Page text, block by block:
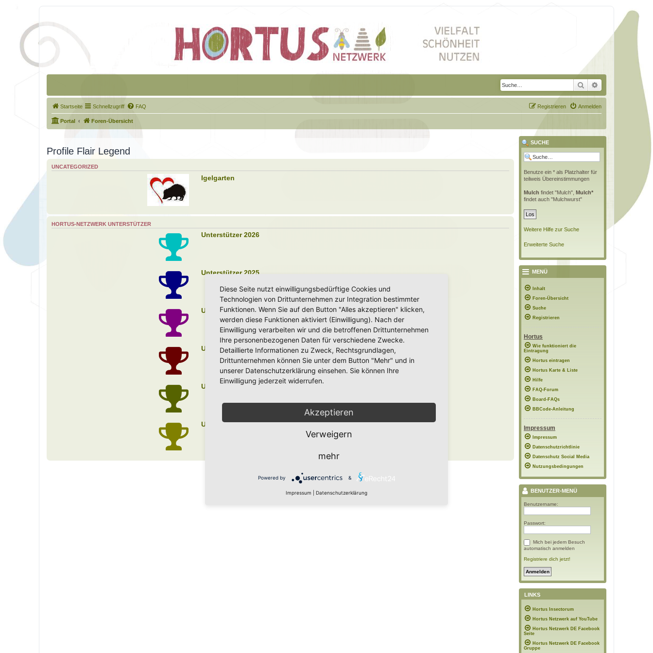
Suche Erweiterte Suche
Startseite Schnellzugriff FAQ Anmelden
Registrieren
Portal Foren-Übersicht
Profile Flair Legend
UNCATEGORIZED
Igelgarten
HORTUS-NETZWERK UNTERSTÜTZER
Unterstützer 2026
Unterstützer 2025
Unterstützer 2024
Unterstützer 2023
Unterstützer 2022
Unterstützer 2021
SUCHE
Benutze ein * als Platzhalter für
teilweis Übereinstimmungen
Mulch findet "Mulch", Mulch*
findet auch "Mulchwurst"
Weitere Hilfe zur Suche
Erweiterte Suche
MENÜ
Inhalt
Foren-Übersicht
Suche
Registrieren
Hortus
Wie funktioniert die
Eintragung
Hortus eintragen
Hortus Karte & Liste
Hilfe
FAQ-Forum
Board-FAQs
BBCode-Anleitung
Impressum
Impressum
Datenschutzrichtlinie
Datenschutz Social Media
Nutzungsbedingungen
BENUTZER-MENÜ
Benutzername:
Passwort:
Mich bei jedem Besuch
automatisch anmelden
Registriere dich jetzt!
LINKS
Hortus Insectorum
Hortus Netzwerk auf YouTube
Hortus Netzwerk DE Facebook
Seite
Hortus Netzwerk DE Facebook
Gruppe
Diese Seite nutzt einwilligungsbedürftige Cookies und
Technologien von Drittunternehmen zur Integration bestimmter
Funktionen. Wenn Sie auf den Button "Alles akzeptieren" klicken,
werden diese Funktionen aktiviert (Einwilligung). Nach der
Einwilligung verarbeiten wir und die betroffenen Drittunternehmen
Ihre personenbezogenen Daten für verschiedene Zwecke.
Detaillierte Informationen zu Zweck, Rechtsgrundlagen,
Drittunternehmen können Sie unter dem Button "Mehr" und in
unserer Datenschutzerklärung einsehen. Sie können Ihre
Einwilligung jederzeit widerrufen.
Akzeptieren
Verweigern
mehr
Powered by &
Impressum Datenschutzerklärung